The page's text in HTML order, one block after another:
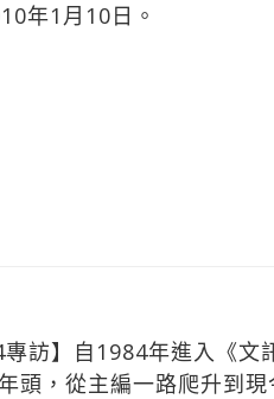
年1月10日。
專訪】自1984年進入《
頭，從主編一路爬升到